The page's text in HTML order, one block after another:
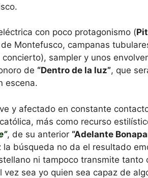
con poco protagonismo (
Montefusco, campanas
sampler y unos
de “Dentro de la luz”, que
escena.
y afectado en constante
más como recurso
, de su anterior “Adelante
la búsqueda no da el resultado
ni tampoco transmite tanto
vez sea yo quien sea capaz de